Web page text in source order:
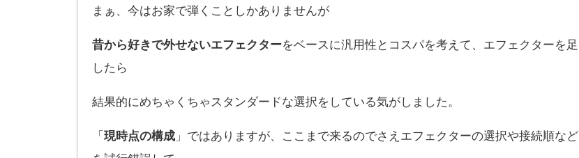
まぁ、今はお家で弾くことしかありませんが
昔から好きで外せないエフェクターをベースに汎用性とコスパを考えて、エフェクターを足
したら
結果的にめちゃくちゃスタンダードな選択をしている気がしました。
「 現時点の構成 」ではありますが、ここまで来るのでさえエフェクターの選択や接続順など